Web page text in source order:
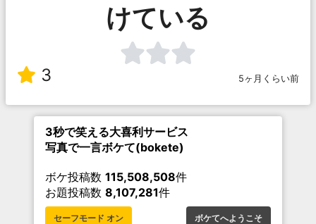
けている
3 5ヶ月くらい前
3秒で笑える大喜利サービス
写真で一言ボケて(bokete)
ボケ投稿数 115,508,508件
お題投稿数 8,107,281件
セーフモード オン ボケてへようこそ